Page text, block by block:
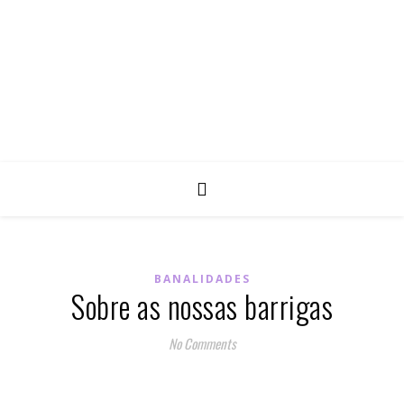
BANALIDADES
Sobre as nossas barrigas
No Comments